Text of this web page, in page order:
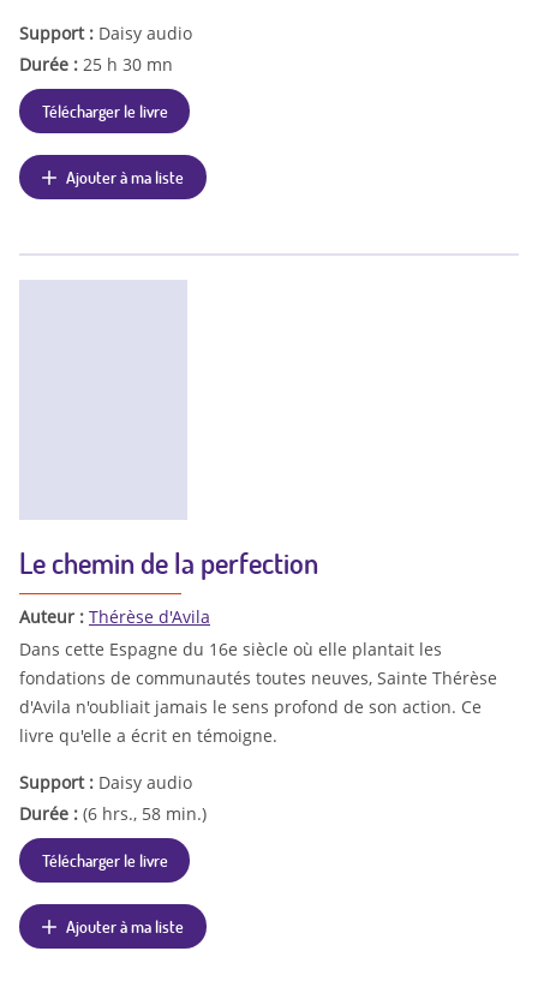
Support : Daisy audio
Durée : 25 h 30 mn
Télécharger le livre
Ajouter à ma liste
Le chemin de la perfection
Auteur : Thérèse d'Avila
Dans cette Espagne du 16e siècle où elle plantait les
fondations de communautés toutes neuves, Sainte Thérèse
d'Avila n'oubliait jamais le sens profond de son action. Ce
livre qu'elle a écrit en témoigne.
Support : Daisy audio
Durée : (6 hrs., 58 min.)
Télécharger le livre
Ajouter à ma liste